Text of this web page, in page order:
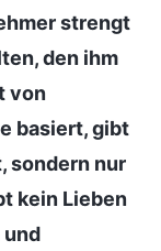
strengt
den ihm
von
basiert, gibt
sondern nur
kein Lieben
und